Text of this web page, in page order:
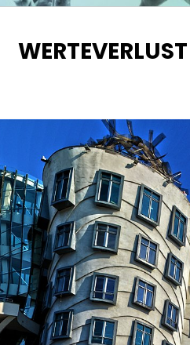
SCHLAGWORT
:
WERTEVERLUST